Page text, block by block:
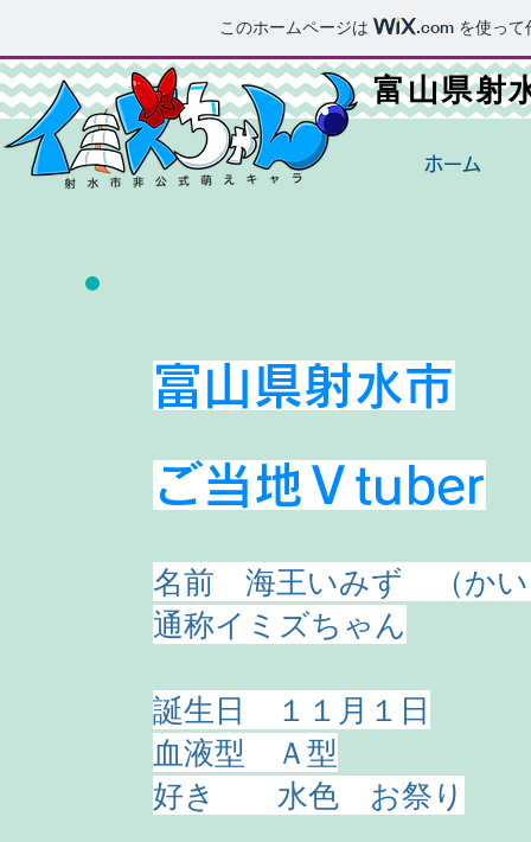
このホームページは .comを使って
富山県射
ホーム
富山県射水市
ご当地Ｖtuber
名前 ​海王いみず （かい
通称イミズちゃん
誕生日 １１月１日
血液型 Ａ型
​好き 水色 お祭り